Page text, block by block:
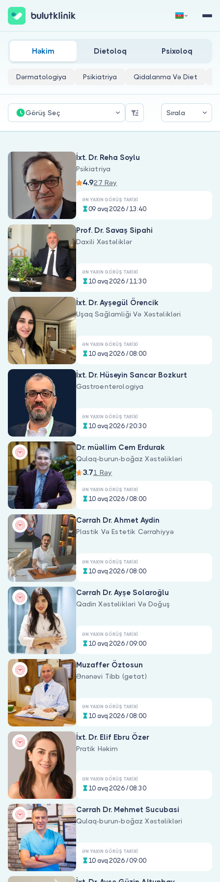
Xəstələr üçün
Həkimlər üçün
Həkim siniz?
Qeydiyyat Daxil Ol
Həkim Dietoloq Psixoloq
Dərmatologiya Psikiatriya Qidalanma Və Diet
Görüş Seç Sırala
İxt. Dr. Reha Soylu
Psikiatriya
4.927 Rəy
ƏN YAXIN GÖRÜŞ TARIXI
09 avq 2026 / 13:40
Prof. Dr. Savaş Sipahi
Daxili Xəstəliklər
ƏN YAXIN GÖRÜŞ TARIXI
10 avq 2026 / 11:30
İxt. Dr. Ayşegül Örencik
Uşaq Sağlamliği Və Xəstəlikləri
ƏN YAXIN GÖRÜŞ TARIXI
10 avq 2026 / 08:00
İxt. Dr. Hüseyin Sancar Bozkurt
Gastroenterologiya
ƏN YAXIN GÖRÜŞ TARIXI
10 avq 2026 / 20:30
Dr. müəllim Cem Erdurak
Qulaq-burun-boğaz Xəstəlikləri
3.71 Rəy
ƏN YAXIN GÖRÜŞ TARIXI
10 avq 2026 / 08:00
Cərrah Dr. Ahmet Aydin
Plastik Və Estetik Cərrahiyyə
ƏN YAXIN GÖRÜŞ TARIXI
10 avq 2026 / 08:00
Cərrah Dr. Ayşe Solaroğlu
Qadin Xəstəlikləri Və Doğuş
ƏN YAXIN GÖRÜŞ TARIXI
10 avq 2026 / 09:00
Muzaffer Öztosun
Ənənəvi Tibb (getat)
ƏN YAXIN GÖRÜŞ TARIXI
10 avq 2026 / 08:00
İxt. Dr. Elif Ebru Özer
Pratik Həkim
ƏN YAXIN GÖRÜŞ TARIXI
10 avq 2026 / 08:30
Cərrah Dr. Mehmet Sucubasi
Qulaq-burun-boğaz Xəstəlikləri
ƏN YAXIN GÖRÜŞ TARIXI
10 avq 2026 / 09:00